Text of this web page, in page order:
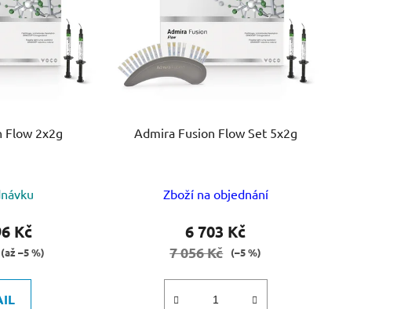
Admira Fusion Flow 2x2g
Kč
(až –5 %)
Admira Fusion Flow Set 5x2g
Zboží na objednání
6 703 Kč
7 056 Kč (–5 %)